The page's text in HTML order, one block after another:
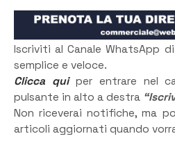
Iscriviti al Canale WhatsApp
semplice e veloce.
Clicca quiper entrare nel
pulsante in alto a destra
Non riceverai notifiche, ma
articoli aggiornati quando